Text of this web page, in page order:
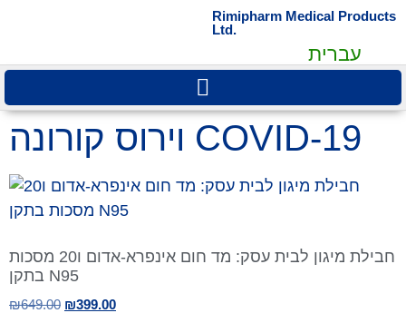
Rimipharm Medical Products
Ltd.
עברית
וירוס קורונה COVID-19
חבילת מיגון לבית עסק: מד חום אינפרא-אדום ו20 מסכות
בתקן N95
₪649.00 ₪399.00